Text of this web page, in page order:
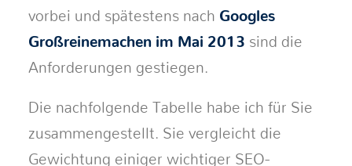
vorbei und spätestens nach Googles
Großreinemachen im Mai 2013 sind die
Anforderungen gestiegen.
Die nachfolgende Tabelle habe ich für Sie
zusammengestellt. Sie vergleicht die
Gewichtung einiger wichtiger SEO-